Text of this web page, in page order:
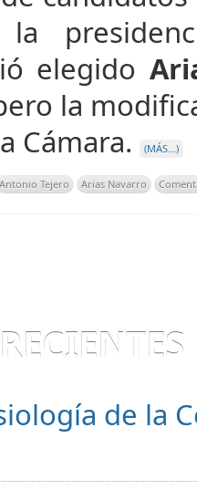
la
elegido
la
Cámara.
(MÁS…)
Antonio Tejero Arias Navarro
de la